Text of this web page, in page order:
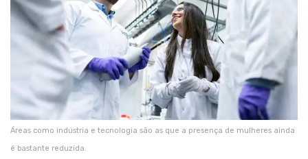
Áreas como indústria e tecnologia são as que a presença de mulheres ainda
é bastante reduzida.